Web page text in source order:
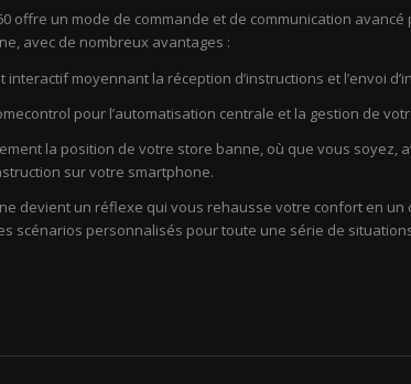
offre un mode de commande et de communication
avec de nombreux avantages :
moyennant la réception d’instructions et l’envoi
pour l’automatisation centrale et la gestion de
la position de votre store banne, où que vous soyez,
sur votre smartphone.
devient un réflexe qui vous rehausse votre confort en un
scénarios personnalisés pour toute une série de